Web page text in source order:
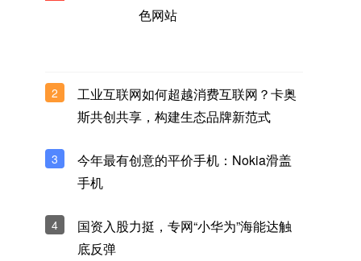
色网站
2
工业互联网如何超越消费互联网？卡奥
斯共创共享，构建生态品牌新范式
3
今年最有创意的平价手机：Nokia滑盖
手机
4
国资入股力挺，专网“小华为”海能达触
底反弹